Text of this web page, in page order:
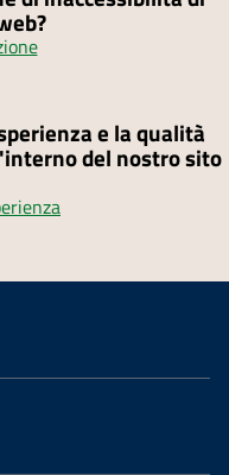
e la qualità
del nostro sito